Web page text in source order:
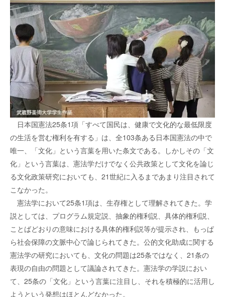
日本国憲法25条1項「すべて国民は、健康で文化的な最低限度
の生活を営む権利を有する」は、全103条ある日本国憲法の中で
唯一、「文化」という言葉を用いた条文である。しかしその「文
化」という言葉は、憲法学だけでなく公共政策として文化を論じ
る文化政策研究においても、21世紀に入るまであまり注目されて
こなかった。
憲法学において25条1項は、生存権として理解されてきた。学
説としては、プログラム規定説、抽象的権利説、具体的権利説、
ことばどおりの意味における具体的権利説等が提示され、もっぱ
ら社会保障の文脈中心で論じられてきた。公的文化助成に関する
憲法学の研究においても、文化の問題は25条ではなく、21条の
表現の自由の問題として議論されてきた。憲法学の学説におい
て、25条の「文化」という言葉に注目し、それを積極的に活用し
ようという発想はほとんどなかった。